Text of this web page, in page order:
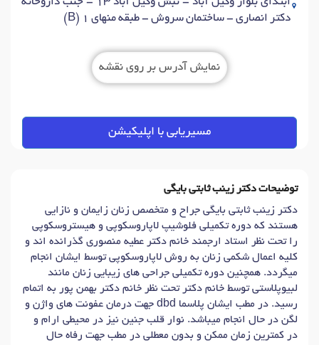
دکتر انصاری - ساختمان سروش - طبقه منهای 1 (B)
نمایش آدرس بر روی نقشه
مسیریابی با اپلیکیشن
توضیحات دکتر زینب ثابتی بایگی
دکتر زینب ثابتی بایگی جراح و متخصص زنان زایمان و نازایی
هستند که دوره تکمیلی فلوشیپ لاپاروسکوپی و هیستروسکوپی
را تحت نظر استاد ارجمند خانم دکتر عطیه منصوری گذرانده اند و
کلیه اعمال شکمی زنان به روش لاپاروسکوپی توسط ایشان انجام
میگردد. همچنین دوره تکمیلی جراحی های زیبایی زنان مانند
لبیوپلاستی توسط خانم دکتر تحت نظر خانم دکتر بهمن پور به اتمام
رسید. در مطب ایشان پلاسما dbd جهت درمان عفونت های واژن و
لگن در حال انجام میباشد. نوار قلب جنین نیز در محیطی ارام و
در کمترین زمان ممکن و بدون معطلی در مطب جهت رفاه حال